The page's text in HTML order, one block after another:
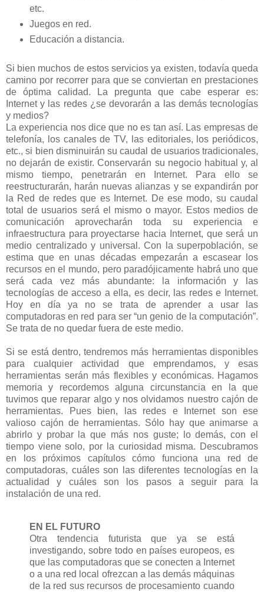
etc.
Juegos en red.
Educación a distancia.
Si bien muchos de estos servicios ya existen, todavía queda
camino por recorrer para que se conviertan en prestaciones
de óptima calidad. La pregunta que cabe esperar es:
Internet y las redes ¿se devorarán a las demás tecnologías
y medios?
La experiencia nos dice que no es tan así. Las empresas de
telefonía, los canales de TV, las editoriales, los periódicos,
etc., si bien disminuirán su caudal de usuarios tradicionales,
no dejarán de existir. Conservarán su negocio habitual y, al
mismo tiempo, penetrarán en Internet. Para ello se
reestructurarán, harán nuevas alianzas y se expandirán por
la Red de redes que es Internet. De ese modo, su caudal
total de usuarios será el mismo o mayor. Estos medios de
comunicación aprovecharán toda su experiencia e
infraestructura para proyectarse hacia Internet, que será un
medio centralizado y universal. Con la superpoblación, se
estima que en unas décadas empezarán a escasear los
recursos en el mundo, pero paradójicamente habrá uno que
será cada vez más abundante: la información y las
tecnologías de acceso a ella, es decir, las redes e Internet.
Hoy en día ya no se trata de aprender a usar las
computadoras en red para ser “un genio de la computación”.
Se trata de no quedar fuera de este medio.
Si se está dentro, tendremos más herramientas disponibles
para cualquier actividad que emprendamos, y esas
herramientas serán más flexibles y económicas. Hagamos
memoria y recordemos alguna circunstancia en la que
tuvimos que reparar algo y nos olvidamos nuestro cajón de
herramientas. Pues bien, las redes e Internet son ese
valioso cajón de herramientas. Sólo hay que animarse a
abrirlo y probar la que más nos guste; lo demás, con el
tiempo viene solo, por la curiosidad misma. Descubramos
en los próximos capítulos cómo funciona una red de
computadoras, cuáles son las diferentes tecnologías en la
actualidad y cuáles son los pasos a seguir para la
instalación de una red.
EN EL FUTURO
Otra tendencia futurista que ya se está
investigando, sobre todo en países europeos, es
que las computadoras que se conecten a Internet
o a una red local ofrezcan a las demás máquinas
de la red sus recursos de procesamiento cuando